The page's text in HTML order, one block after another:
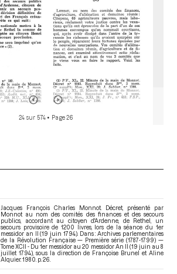
24 sur 574 • Page 26
Jacques François Charles Monnot. Décret, présenté par
Monnot au nom des comités des finances et des secours
publics, accordant au citoyen d'Ardenne, de Rethel, un
secours provisoire de 1200 livres, lors de la séance du 1er
messidor an II (19 juin 1794). Dans : Archives parlementaires
de la Révolution Française — Première série (1787-1799) —
Tome XCII - Du 1er messidor au 20 messidor An II (19 juin au 8
juillet 1794) , sous la direction de Françoise Brunel et Aline
Alquier. 1980. p. 26.